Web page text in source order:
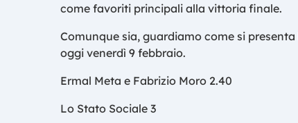
come favoriti principali alla vittoria finale.
Comunque sia, guardiamo come si
oggi venerdì 9 febbraio.
Ermal Meta e Fabrizio Moro 2.40
Lo Stato Sociale 3